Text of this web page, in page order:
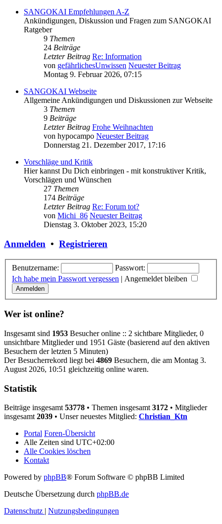
SANGOKAI Empfehlungen A-Z
Ankündigungen, Diskussion und Fragen zum SANGOKAI
Ratgeber
9 Themen
24 Beiträge
Letzter Beitrag Re: Information
von gefährlichesUnwissen Neuester Beitrag
Montag 9. Februar 2026, 07:15
SANGOKAI Webseite
Allgemeine Ankündigungen und Diskussionen zur Webseite
3 Themen
9 Beiträge
Letzter Beitrag Frohe Weihnachten
von hypocampo Neuester Beitrag
Donnerstag 21. Dezember 2017, 17:16
Vorschläge und Kritik
Hier kannst Du Dich einbringen - mit konstruktiver Kritik,
Vorschlägen und Wünschen
27 Themen
174 Beiträge
Letzter Beitrag Re: Forum tot?
von Michi_86 Neuester Beitrag
Dienstag 3. Oktober 2023, 15:20
Anmelden • Registrieren
Benutzername:
Passwort:
Ich habe mein Passwort vergessen | Angemeldet bleiben
Wer ist online?
Insgesamt sind 1953 Besucher online :: 2 sichtbare Mitglieder, 0
unsichtbare Mitglieder und 1951 Gäste (basierend auf den aktiven
Besuchern der letzten 5 Minuten)
Der Besucherrekord liegt bei 4869 Besuchern, die am Montag 3.
August 2026, 10:51 gleichzeitig online waren.
Statistik
Beiträge insgesamt 53778 • Themen insgesamt 3172 • Mitglieder
insgesamt 2039 • Unser neuestes Mitglied: Christian_Ktn
Portal Foren-Übersicht
Alle Zeiten sind UTC+02:00
Alle Cookies löschen
Kontakt
Powered by phpBB® Forum Software © phpBB Limited
Deutsche Übersetzung durch phpBB.de
Datenschutz | Nutzungsbedingungen